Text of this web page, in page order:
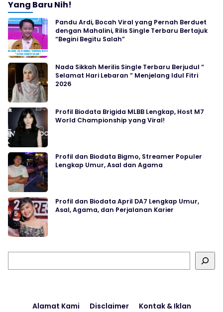
Yang Baru Nih!
Pandu Ardi, Bocah Viral yang Pernah Berduet
dengan Mahalini, Rilis Single Terbaru Bertajuk
“Begini Begitu Salah”
Nada Sikkah Merilis Single Terbaru Berjudul “
Selamat Hari Lebaran ” Menjelang Idul Fitri
2026
Profil Biodata Brigida MLBB Lengkap, Host M7
World Championship yang Viral!
Profil dan Biodata Bigmo, Streamer Populer
Lengkap Umur, Asal dan Agama
Profil dan Biodata April DA7 Lengkap Umur,
Asal, Agama, dan Perjalanan Karier
Alamat Kami Disclaimer Kontak & Iklan